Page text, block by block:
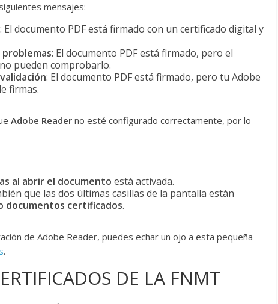
mensajes:
: El documento PDF está firmado con un certificado digital y
: El documento PDF está firmado, pero el
pueden comprobarlo.
: El documento PDF está firmado, pero tu Adobe
firmas.
Adobe Reader no esté configurado correctamente, por lo
al abrir el documento está activada.
que las dos últimas casillas de la pantalla están
documentos certificados.
de Adobe Reader, puedes echar un ojo a esta pequeña
.
DE LA FNMT